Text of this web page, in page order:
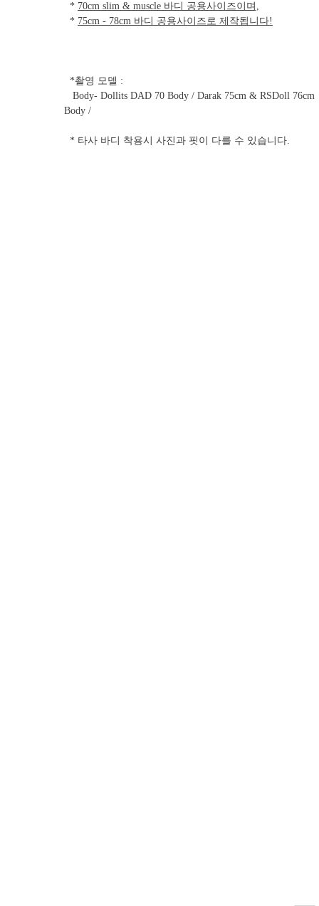
* 70cm slim & muscle 바디 공용사이즈이며,
* 75cm - 78cm 바디 공용사이즈로 제작됩니다!
*촬영 모델 :
Body- Dollits DAD 70 Body / Darak 75cm & RSDoll 76cm
Body /
* 타사 바디 착용시 사진과 핏이 다를 수 있습니다.